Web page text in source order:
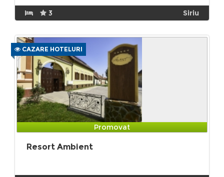
3 Siriu
CAZARE HOTELURI
Promovat
Resort Ambient